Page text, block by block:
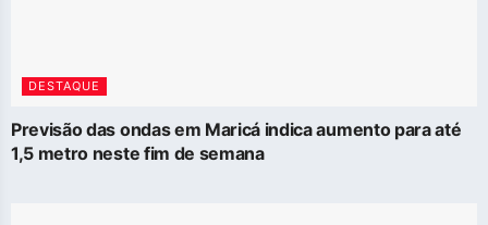
DESTAQUE
Previsão das ondas em Maricá indica aumento para até
1,5 metro neste fim de semana